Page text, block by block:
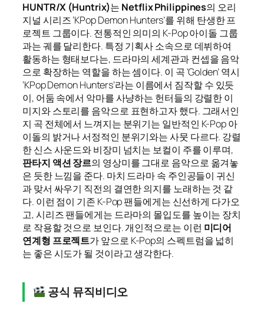
HUNTR/X (Huntrix)는 Netflix Philippines의 오리
지널 시리즈 ‘KPop Demon Hunters’를 위해 탄생한 프
로젝트 그룹이다. 전통적인 의미의 K-Pop 아이돌 그룹
과는 궤를 달리한다. 특정 기획사 소속으로 데뷔하여
활동하는 형태보다는, 드라마의 세계관과 컨셉을 음악
으로 확장하는 역할을 하는 셈이다. 이 곡 ‘Golden’ 역시
‘KPop Demon Hunters’라는 이름에서 짐작할 수 있듯
이, 어둠 속에서 악마를 사냥하는 헌터들의 강렬한 이
미지와 스토리를 음악으로 표현하고자 했다. 그래서인
지 곡 전체에서 느껴지는 분위기는 일반적인 K-Pop 아
이돌의 밝거나 서정적인 분위기와는 사뭇 다르다. 강렬
한 신스 사운드와 비장미 넘치는 보컬이 주를 이루며,
판타지 액션 장르의 영상미를 그대로 음악으로 옮겨놓
은 듯한 느낌을 준다. 마치 드라마 속 주인공들이 귀신
과 맞서 싸우기 직전의 결연한 의지를 노래하는 것 같
다. 이런 점이 기존 K-Pop 팬들에게는 신선하게 다가오
고, 시리즈 팬들에게는 드라마의 몰입도를 높이는 장치
로 작용할 것으로 보인다. 개인적으로는 이런 미디어
연계형 프로젝트가 앞으로 K-Pop의 스펙트럼을 넓히
는 좋은 시도가 될 것이라고 생각한다.
공식 뮤직비디오